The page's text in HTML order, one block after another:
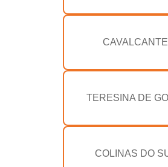
CAVALCANTE
TERESINA DE
COLINAS DO